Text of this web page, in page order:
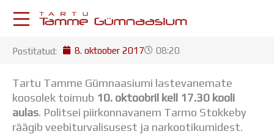
KESKKONNAD
Postkast
Drive
Tamme TV
Postitatud: 8. oktoober 2017 08:20
Tartu Tamme Gümnaasiumi lastevanemate
koosolek toimub 10. oktoobril kell 17.30 kooli
aulas. Politsei piirkonnavanem Tarmo Stokkeby
räägib veebiturvalisusest ja narkootikumidest.